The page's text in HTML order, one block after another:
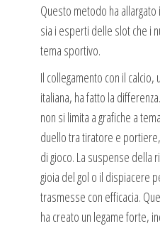
Questo metodo ha
sia i esperti delle slot che i
tema sportivo.
Il collegamento con il calcio,
italiana, ha fatto la
non si limita a grafiche a
duello tra tiratore e
di gioco. La suspense della
gioia del gol o il dispiacere
trasmesse con efficacia.
ha creato un legame forte,